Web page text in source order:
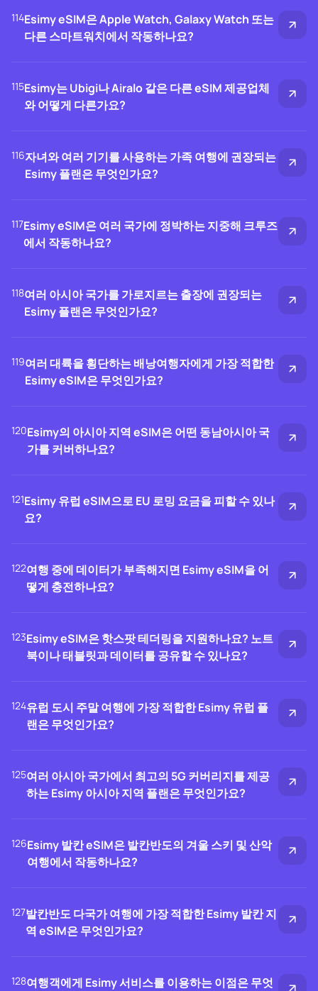
114Esimy eSIM은 Apple Watch, Galaxy Watch 또는
다른 스마트워치에서 작동하나요?
115Esimy는 Ubigi나 Airalo 같은 다른 eSIM 제공업체
와 어떻게 다른가요?
116자녀와 여러 기기를 사용하는 가족 여행에 권장되는
Esimy 플랜은 무엇인가요?
117Esimy eSIM은 여러 국가에 정박하는 지중해 크루즈
에서 작동하나요?
118여러 아시아 국가를 가로지르는 출장에 권장되는
Esimy 플랜은 무엇인가요?
119여러 대륙을 횡단하는 배낭여행자에게 가장 적합한
Esimy eSIM은 무엇인가요?
120Esimy의 아시아 지역 eSIM은 어떤 동남아시아 국
가를 커버하나요?
121Esimy 유럽 eSIM으로 EU 로밍 요금을 피할 수 있나
요?
122여행 중에 데이터가 부족해지면 Esimy eSIM을 어
떻게 충전하나요?
123Esimy eSIM은 핫스팟 테더링을 지원하나요? 노트
북이나 태블릿과 데이터를 공유할 수 있나요?
124유럽 도시 주말 여행에 가장 적합한 Esimy 유럽 플
랜은 무엇인가요?
125여러 아시아 국가에서 최고의 5G 커버리지를 제공
하는 Esimy 아시아 지역 플랜은 무엇인가요?
126Esimy 발칸 eSIM은 발칸반도의 겨울 스키 및 산악
여행에서 작동하나요?
127발칸반도 다국가 여행에 가장 적합한 Esimy 발칸 지
역 eSIM은 무엇인가요?
128여행객에게 Esimy 서비스를 이용하는 이점은 무엇